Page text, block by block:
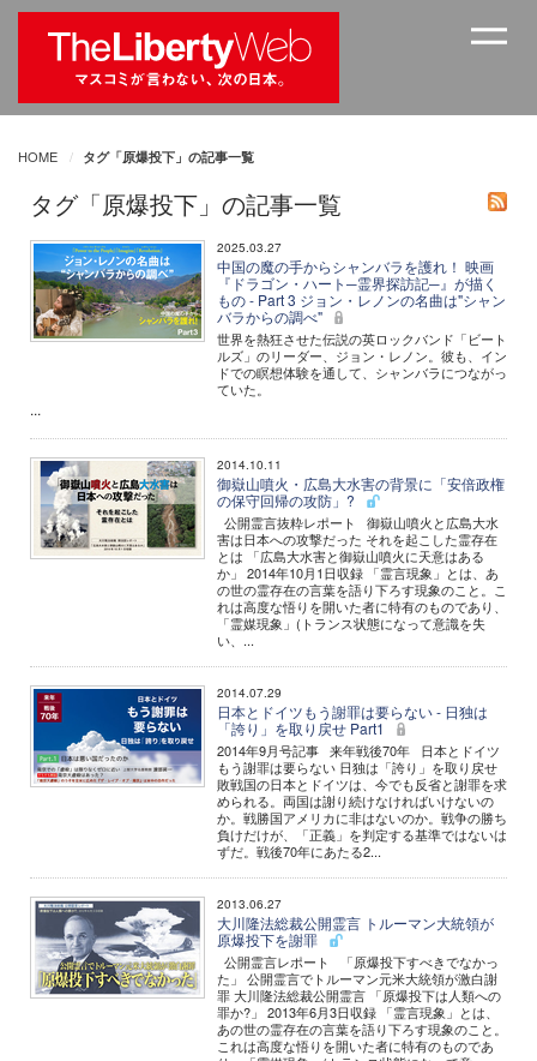
HOME タグ「原爆投下」の記事一覧
タグ「原爆投下」の記事一覧
2025.03.27
中国の魔の手からシャンバラを護れ！ 映画
『ドラゴン・ハート─霊界探訪記─』が描く
もの - Part 3 ジョン・レノンの名曲は"シャン
バラからの調べ"
世界を熱狂させた伝説の英ロックバンド「ビート
ルズ」のリーダー、ジョン・レノン。彼も、イン
ドでの瞑想体験を通して、シャンバラにつながっ
ていた。
...
2014.10.11
御嶽山噴火・広島大水害の背景に「安倍政権
の保守回帰の攻防」?
公開霊言抜粋レポート 御嶽山噴火と広島大水
害は日本への攻撃だった それを起こした霊存在
とは 「広島大水害と御嶽山噴火に天意はある
か」 2014年10月1日収録 「霊言現象」とは、あ
の世の霊存在の言葉を語り下ろす現象のこと。こ
れは高度な悟りを開いた者に特有のものであり、
「霊媒現象」(トランス状態になって意識を失
い、...
2014.07.29
日本とドイツもう謝罪は要らない - 日独は
「誇り」を取り戻せ Part1
2014年9月号記事 来年戦後70年 日本とドイツ
もう謝罪は要らない 日独は「誇り」を取り戻せ
敗戦国の日本とドイツは、今でも反省と謝罪を求
められる。両国は謝り続けなければいけないの
か。戦勝国アメリカに非はないのか。戦争の勝ち
負けだけが、「正義」を判定する基準ではないは
ずだ。戦後70年にあたる2...
2013.06.27
大川隆法総裁公開霊言 トルーマン大統領が
原爆投下を謝罪
公開霊言レポート 「原爆投下すべきでなかっ
た」 公開霊言でトルーマン元米大統領が激白謝
罪 大川隆法総裁公開霊言 「原爆投下は人類への
罪か?」 2013年6月3日収録 「霊言現象」とは、
あの世の霊存在の言葉を語り下ろす現象のこと。
これは高度な悟りを開いた者に特有のものであ